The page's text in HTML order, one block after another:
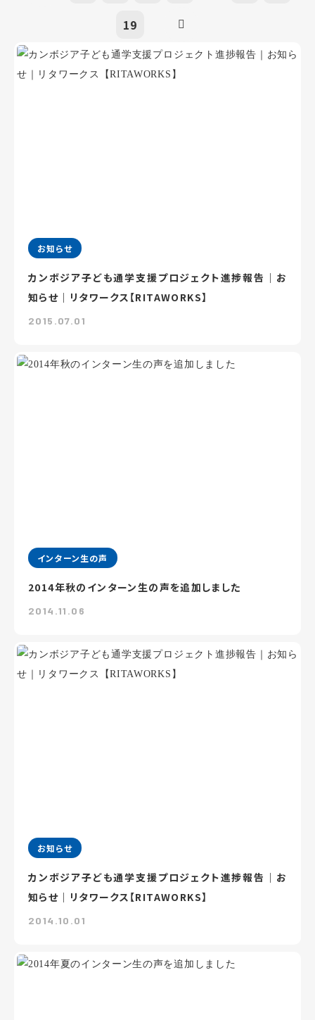
19
お知らせ
カンボジア子ども通学支援プロジェクト進捗報告｜お
知らせ｜リタワークス【RITAWORKS】
2015.07.01
インターン生の声
2014年秋のインターン生の声を追加しました
2014.11.06
お知らせ
カンボジア子ども通学支援プロジェクト進捗報告｜お
知らせ｜リタワークス【RITAWORKS】
2014.10.01